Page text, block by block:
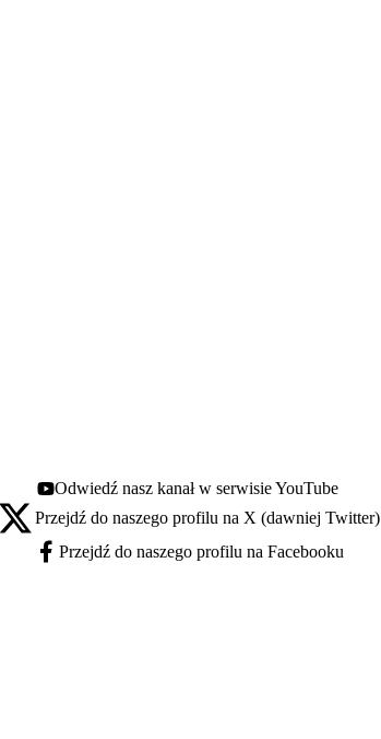
Youtube - otwiera się w nowej karcie
Odwiedź nasz kanał w serwisie YouTube
X - otwiera się w nowej karcie
Przejdź do naszego profilu na X (dawniej Twitter)
Facebook - otwiera się w nowej karcie
Przejdź do naszego profilu na Facebooku